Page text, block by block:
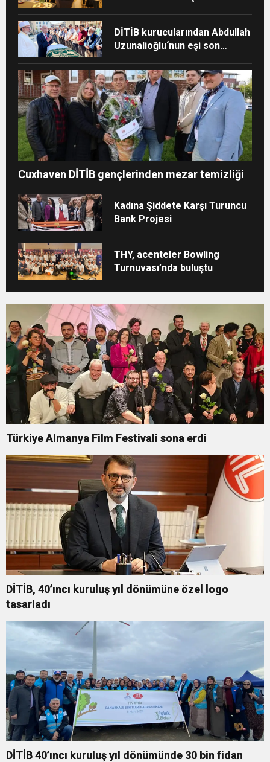
DİTİB kurucularından Abdullah
Uzunalioğlu‘nun eşi son
Cuxhaven DİTİB gençlerinden mezar temizliği
Kadına Şiddete Karşı Turuncu
Bank Projesi
THY, acenteler Bowling
Turnuvası’nda buluştu
Türkiye Almanya Film Festivali sona erdi
DİTİB, 40’ıncı kuruluş yıl dönümüne özel logo
tasarladı
DİTİB 40’ıncı kuruluş yıl dönümünde 30 bin fidan